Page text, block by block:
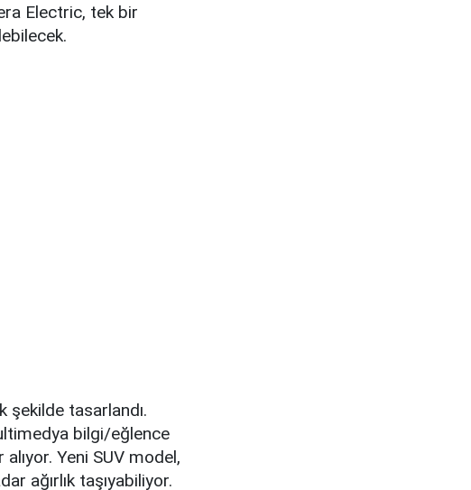
Electric, tek bir
şekilde tasarlandı.
bilgi/eğlence
Yeni SUV model,
ağırlık taşıyabiliyor.